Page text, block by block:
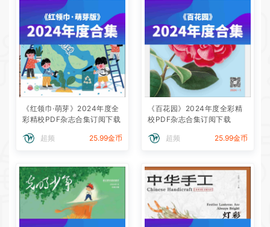
《红领巾·萌芽》2024年度全
彩精校PDF杂志合集订阅下载
超频 25.99金币
《百花园》2024年度全彩精
校PDF杂志合集订阅下载
超频 25.99金币